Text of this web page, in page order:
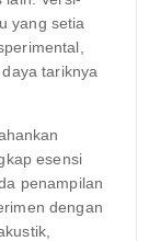
yang setia
tariknya
esensi
penampilan
dengan